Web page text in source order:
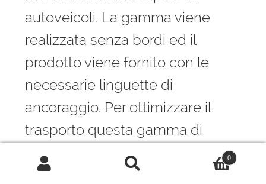
autoveicoli. La gamma viene
realizzata senza bordi ed il
prodotto viene fornito con le
necessarie linguette di
ancoraggio. Per ottimizzare il
trasporto questa gamma di
rampe può essere fornita nella
versione incernierata pieghevole.
0